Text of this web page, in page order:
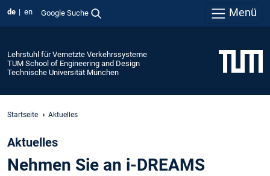
de en Google Suche Menü
Lehrstuhl für Vernetzte Verkehrssysteme
TUM School of Engineering and Design
Technische Universität München
Startseite Aktuelles
Aktuelles
Nehmen Sie an i-DREAMS